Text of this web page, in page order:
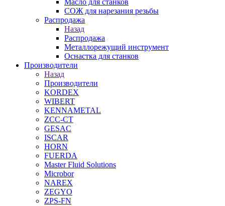
Масло для станков
СОЖ для нарезания резьбы
Распродажа
Назад
Распродажа
Металлорежущий инструмент
Оснастка для станков
Производители
Назад
Производители
KORDEX
WIBERT
KENNAMETAL
ZCC-CT
GESAC
ISCAR
HORN
FUERDA
Master Fluid Solutions
Microbor
NAREX
ZEGYO
ZPS-FN